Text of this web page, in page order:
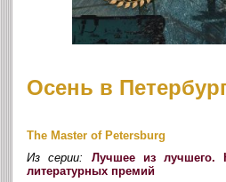
Осень в
The Master of Petersburg
Из серии: Лучшее из лучшего.
литературных премий